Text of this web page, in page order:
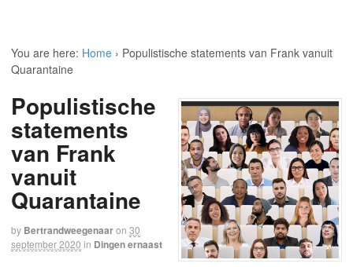
You are here: Home › Populistische statements van Frank vanuit
Quarantaine
Populistische
statements
van Frank
vanuit
Quarantaine
by Bertrandweegenaaron 30
september 2020 in Dingen ernaast